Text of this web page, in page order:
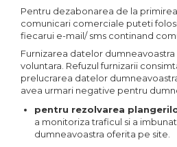
Pentru dezabonarea de la
comunicari comerciale puteti
fiecarui e-mail/ sms continand
Furnizarea datelor
voluntara. Refuzul furnizarii
prelucrarea datelor
avea urmari negative pentru
pentru rezolvarea
a monitoriza traficul si a
dumneavoastra oferita pe site.